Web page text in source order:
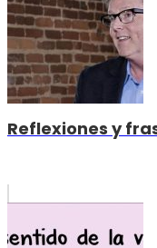
Reflexiones y